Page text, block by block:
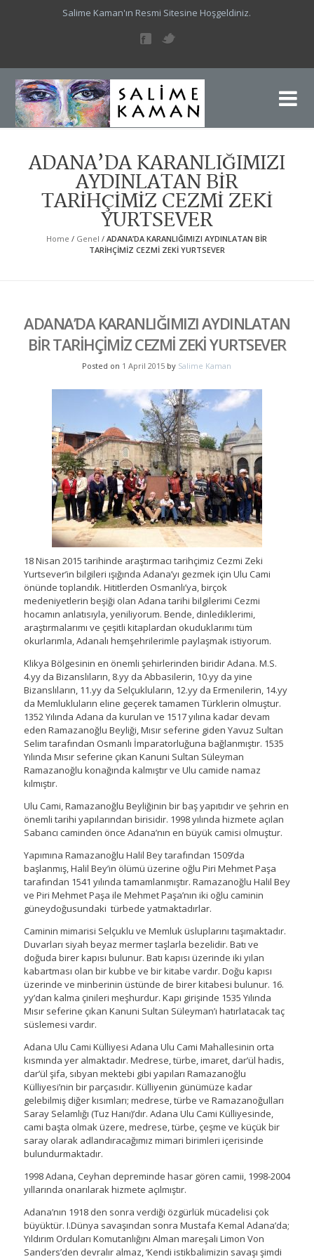
Salime Kaman'ın Resmi Sitesine Hoşgeldiniz.
ADANA’DA KARANLIĞIMIZI
AYDINLATAN BİR
TARİHÇİMİZ CEZMİ ZEKİ
YURTSEVER
Home / Genel /ADANA’DA KARANLIĞIMIZI AYDINLATAN BİR
TARİHÇİMİZ CEZMİ ZEKİ YURTSEVER
ADANA’DA KARANLIĞIMIZI AYDINLATAN
BİR TARİHÇİMİZ CEZMİ ZEKİ YURTSEVER
Posted on 1 April 2015 by Salime Kaman
18 Nisan 2015 tarihinde araştırmacı tarihçimiz Cezmi Zeki
Yurtsever’in bilgileri ışığında Adana’yı gezmek için Ulu Cami
önünde toplandık. Hititlerden Osmanlı’ya, birçok
medeniyetlerin beşiği olan Adana tarihi bilgilerimi Cezmi
hocamın anlatısıyla, yeniliyorum. Bende, dinlediklerimi,
araştırmalarımı ve çeşitli kitaplardan okuduklarımı tüm
okurlarımla, Adanalı hemşehrilerimle paylaşmak istiyorum.
Klikya Bölgesinin en önemli şehirlerinden biridir Adana. M.S.
4.yy da Bizanslıların, 8.yy da Abbasilerin, 10.yy da yine
Bizanslıların, 11.yy da Selçukluların, 12.yy da Ermenilerin, 14.yy
da Memlukluların eline geçerek tamamen Türklerin olmuştur.
1352 Yılında Adana da kurulan ve 1517 yılına kadar devam
eden Ramazanoğlu Beyliği, Mısır seferine giden Yavuz Sultan
Selim tarafından Osmanlı İmparatorluğuna bağlanmıştır. 1535
Yılında Mısır seferine çıkan Kanuni Sultan Süleyman
Ramazanoğlu konağında kalmıştır ve Ulu camide namaz
kılmıştır.
Ulu Cami, Ramazanoğlu Beyliğinin bir baş yapıtıdır ve şehrin en
önemli tarihi yapılarından birisidir. 1998 yılında hizmete açılan
Sabancı caminden önce Adana’nın en büyük camisi olmuştur.
Yapımına Ramazanoğlu Halil Bey tarafından 1509’da
başlanmış, Halil Bey’in ölümü üzerine oğlu Piri Mehmet Paşa
tarafından 1541 yılında tamamlanmıştır. Ramazanoğlu Halil Bey
ve Piri Mehmet Paşa ile Mehmet Paşa’nın iki oğlu caminin
güneydoğusundaki türbede yatmaktadırlar.
Caminin mimarisi Selçuklu ve Memluk üsluplarını taşımaktadır.
Duvarları siyah beyaz mermer taşlarla bezelidir. Batı ve
doğuda birer kapısı bulunur. Batı kapısı üzerinde iki yılan
kabartması olan bir kubbe ve bir kitabe vardır. Doğu kapısı
üzerinde ve minberinin üstünde de birer kitabesi bulunur. 16.
yy’dan kalma çinileri meşhurdur. Kapı girişinde 1535 Yılında
Mısır seferine çıkan Kanuni Sultan Süleyman’ı hatırlatacak taç
süslemesi vardır.
Adana Ulu Cami Külliyesi Adana Ulu Cami Mahallesinin orta
kısmında yer almaktadır. Medrese, türbe, imaret, dar’ül hadis,
dar’ül şifa, sıbyan mektebi gibi yapıları Ramazanoğlu
Külliyesi’nin bir parçasıdır. Külliyenin günümüze kadar
gelebilmiş diğer kısımları; medrese, türbe ve Ramazanoğulları
Saray Selamlığı (Tuz Hanı)’dır. Adana Ulu Cami Külliyesinde,
cami başta olmak üzere, medrese, türbe, çeşme ve küçük bir
saray olarak adlandıracağımız mimari birimleri içerisinde
bulundurmaktadır.
1998 Adana, Ceyhan depreminde hasar gören camii, 1998-2004
yıllarında onarılarak hizmete açılmıştır.
Adana’nın 1918 den sonra verdiği özgürlük mücadelisi çok
büyüktür. I.Dünya savaşından sonra Mustafa Kemal Adana’da;
Yıldırım Orduları Komutanlığını Alman mareşali Limon Von
Sanders’den devralır almaz, ‘Kendi istikbalimizin savaşı şimdi